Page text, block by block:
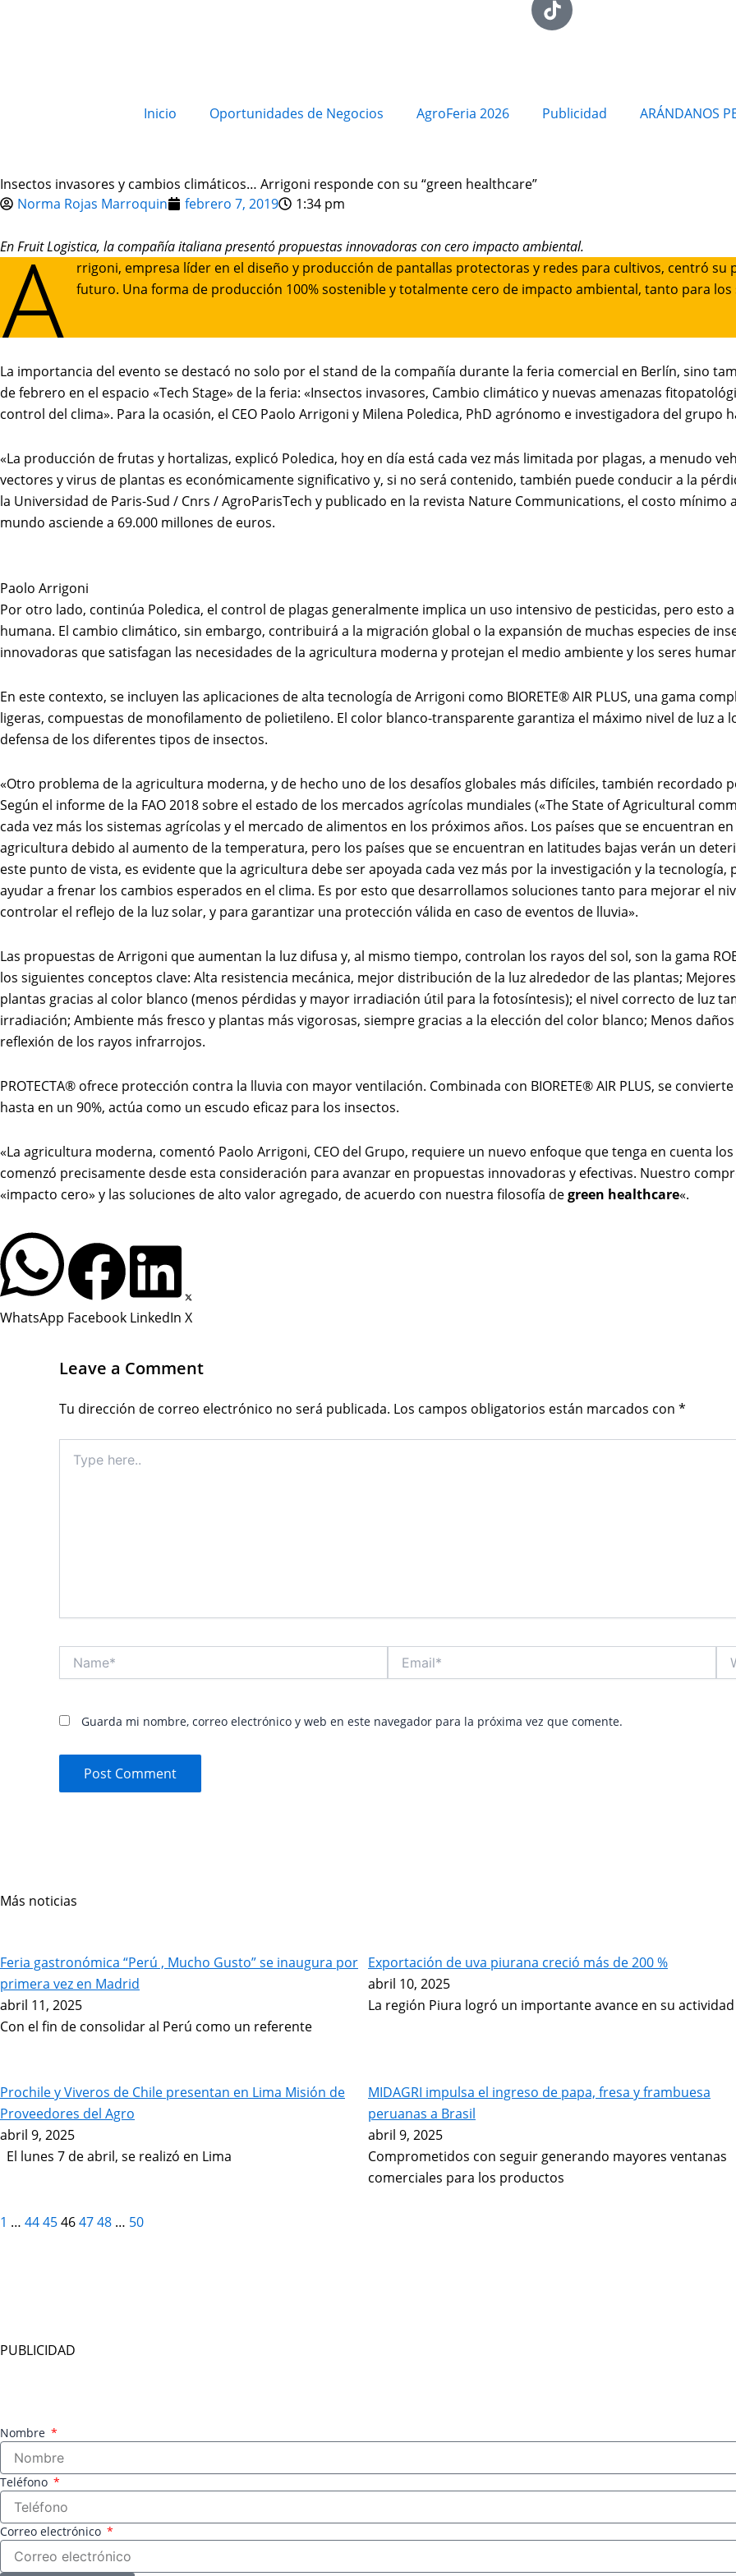
Inicio Oportunidades de Negocios AgroFeria 2026 Publicidad ARÁNDANOS
Insectos invasores y cambios climáticos… Arrigoni responde con su “green healthcare”
Norma Rojas Marroquin
febrero 7, 2019 1:34 pm
En Fruit Logistica, la compañía italiana presentó propuestas innovadoras con cero impacto ambiental.
A
rrigoni, empresa líder en el diseño y producción de pantallas protectoras y redes para cultivos, centró
futuro. Una forma de producción 100% sostenible y totalmente cero de impacto ambiental, tanto para
La importancia del evento se destacó no solo por el stand de la compañía durante la feria comercial en Berlín, sino
de febrero en el espacio «Tech Stage» de la feria: «Insectos invasores, Cambio climático y nuevas amenazas
control del clima». Para la ocasión, el CEO Paolo Arrigoni y Milena Poledica, PhD agrónomo e investigadora del grupo
«La producción de frutas y hortalizas, explicó Poledica, hoy en día está cada vez más limitada por plagas, a menudo
vectores y virus de plantas es económicamente significativo y, si no será contenido, también puede conducir a la
la Universidad de Paris-Sud / Cnrs / AgroParisTech y publicado en la revista Nature Communications, el costo
mundo asciende a 69.000 millones de euros.
Paolo Arrigoni
Por otro lado, continúa Poledica, el control de plagas generalmente implica un uso intensivo de pesticidas, pero esto
humana. El cambio climático, sin embargo, contribuirá a la migración global o la expansión de muchas especies de
innovadoras que satisfagan las necesidades de la agricultura moderna y protejan el medio ambiente y los seres
En este contexto, se incluyen las aplicaciones de alta tecnología de Arrigoni como BIORETE® AIR PLUS, una gama
ligeras, compuestas de monofilamento de polietileno. El color blanco-transparente garantiza el máximo nivel de luz
defensa de los diferentes tipos de insectos.
«Otro problema de la agricultura moderna, y de hecho uno de los desafíos globales más difíciles, también recordado
Según el informe de la FAO 2018 sobre el estado de los mercados agrícolas mundiales («The State of Agricultural
cada vez más los sistemas agrícolas y el mercado de alimentos en los próximos años. Los países que se encuentran
agricultura debido al aumento de la temperatura, pero los países que se encuentran en latitudes bajas verán un
este punto de vista, es evidente que la agricultura debe ser apoyada cada vez más por la investigación y la
ayudar a frenar los cambios esperados en el clima. Es por esto que desarrollamos soluciones tanto para mejorar el
controlar el reflejo de la luz solar, y para garantizar una protección válida en caso de eventos de lluvia».
Las propuestas de Arrigoni que aumentan la luz difusa y, al mismo tiempo, controlan los rayos del sol, son la gama
los siguientes conceptos clave: Alta resistencia mecánica, mejor distribución de la luz alrededor de las plantas;
plantas gracias al color blanco (menos pérdidas y mayor irradiación útil para la fotosíntesis); el nivel correcto de luz
irradiación; Ambiente más fresco y plantas más vigorosas, siempre gracias a la elección del color blanco; Menos
reflexión de los rayos infrarrojos.
PROTECTA® ofrece protección contra la lluvia con mayor ventilación. Combinada con BIORETE® AIR PLUS, se
hasta en un 90%, actúa como un escudo eficaz para los insectos.
«La agricultura moderna, comentó Paolo Arrigoni, CEO del Grupo, requiere un nuevo enfoque que tenga en cuenta
comenzó precisamente desde esta consideración para avanzar en propuestas innovadoras y efectivas. Nuestro
«impacto cero» y las soluciones de alto valor agregado, de acuerdo con nuestra filosofía degreen healthcare«.
WhatsApp Facebook LinkedIn X
Leave a Comment
Tu dirección de correo electrónico no será publicada. Los campos obligatorios están marcados con *
here..
Guarda mi nombre, correo electrónico y web en este navegador para la próxima vez que comente.
Más noticias
Feria gastronómica “Perú , Mucho Gusto” se inaugura por
primera vez en Madrid
abril 11, 2025
Con el fin de consolidar al Perú como un referente
Exportación de uva piurana creció más de 200 %
abril 10, 2025
La región Piura logró un importante avance en su actividad
Prochile y Viveros de Chile presentan en Lima Misión de
Proveedores del Agro
abril 9, 2025
El lunes 7 de abril, se realizó en Lima
MIDAGRI impulsa el ingreso de papa, fresa y frambuesa
peruanas a Brasil
abril 9, 2025
Comprometidos con seguir generando mayores ventanas
comerciales para los productos
1 … 4445464748 … 50
PUBLICIDAD
Nombre
Teléfono
Correo electrónico